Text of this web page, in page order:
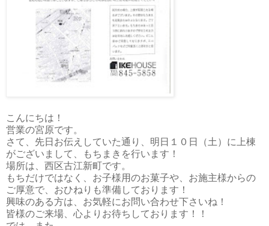
こんにちは！
営業の宮原です。
さて、先日お伝えしていた通り、明日１０日（土）に上棟
がございまして、もちまきを行います！
場所は、西区古江新町です。
もちだけではなく、お子様用のお菓子や、お施主様からの
ご厚意で、おひねりも準備しております！
興味のある方は、お気軽にお問い合わせ下さいね！
皆様のご来場、心よりお待ちしております！！